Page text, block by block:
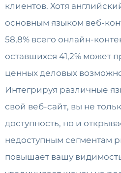
клиентов. Хотя
основным языком веб-
58,8% всего онлайн-
оставшихся 41,2% может
ценных деловых
Интегрируя различные
свой веб-сайт, вы не
доступность, но и
недоступным сегментам
повышает вашу